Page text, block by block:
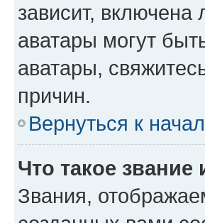
зависит, включена
аватары могут
аватары,
причин.
Вернуться к
Что такое звание
Звания,